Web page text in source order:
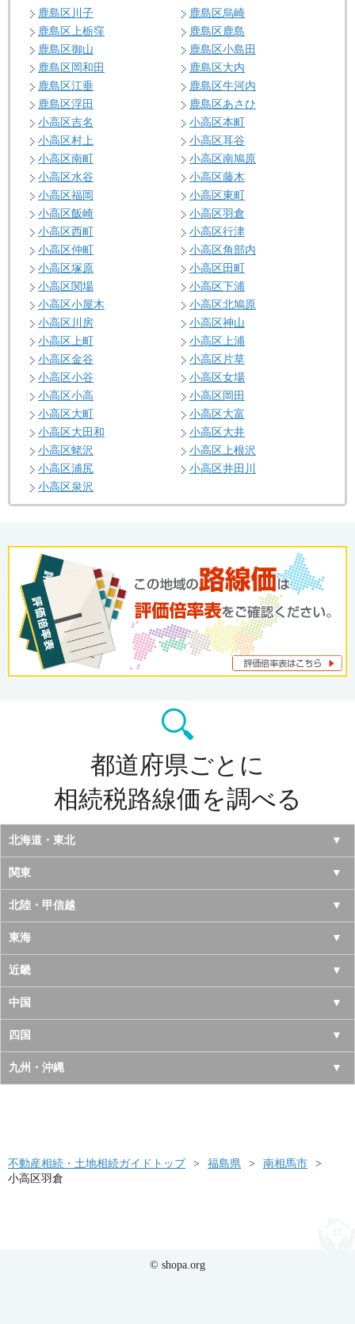
鹿島区川子
鹿島区烏崎
鹿島区上栃窪
鹿島区鹿島
鹿島区御山
鹿島区小島田
鹿島区岡和田
鹿島区大内
鹿島区江垂
鹿島区牛河内
鹿島区浮田
鹿島区あさひ
小高区吉名
小高区本町
小高区村上
小高区耳谷
小高区南町
小高区南鳩原
小高区水谷
小高区藤木
小高区福岡
小高区東町
小高区飯崎
小高区羽倉
小高区西町
小高区行津
小高区仲町
小高区角部内
小高区塚原
小高区田町
小高区関場
小高区下浦
小高区小屋木
小高区北鳩原
小高区川房
小高区神山
小高区上町
小高区上浦
小高区金谷
小高区片草
小高区小谷
小高区女場
小高区小高
小高区岡田
小高区大町
小高区大富
小高区大田和
小高区大井
小高区蛯沢
小高区上根沢
小高区浦尻
小高区井田川
小高区泉沢
都道府県ごとに
相続税路線価を調べる
北海道・東北
北海道
青森県
岩手県
宮城県
秋田県
山形県
福島県
関東
東京都
神奈川県
千葉県
埼玉県
茨城県
栃木県
北陸・甲信越
山梨県
長野県
新潟県
富山県
石川県
東海
愛知県
岐阜県
三重県
静岡県
近畿
大阪府
京都府
兵庫県
和歌山県
中国
鳥取県
島根県
山口県
四国
徳島県
高知県
九州・沖縄
長崎県
不動産相続・土地相続ガイドトップ 福島県
南相馬市
小高区羽倉
© shopa.org